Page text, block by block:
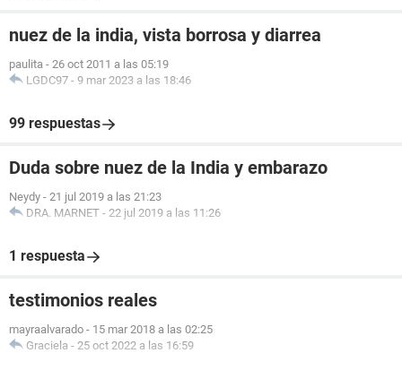
nuez de la india, vista borrosa y diarrea
paulita - 26 oct 2011 a las 05:19
LGDC97 - 9 mar 2023 a las 18:46
99 respuestas
Duda sobre nuez de la India y embarazo
Neydy - 21 jul 2019 a las 21:23
DRA. MARNET - 22 jul 2019 a las 11:26
1 respuesta
testimonios reales
mayraalvarado - 15 mar 2018 a las 02:25
Graciela - 25 oct 2022 a las 16:59